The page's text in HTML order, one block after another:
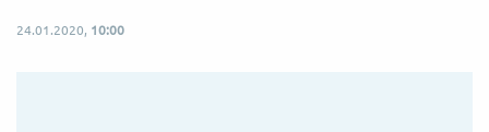
24.01.2020, 10:00